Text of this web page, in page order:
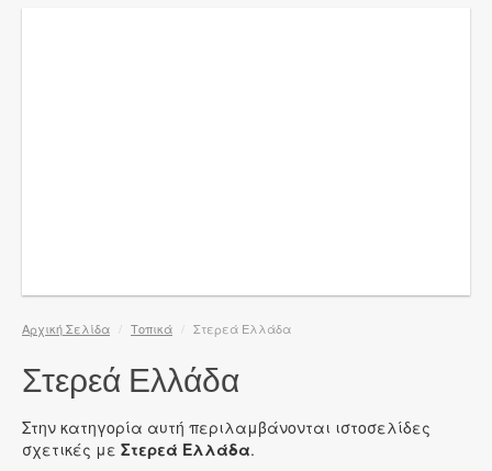
Αρχική Σελίδα / Τοπικά / Στερεά Ελλάδα
Στερεά Ελλάδα
Στην κατηγορία αυτή περιλαμβάνονται ιστοσελίδες
σχετικές με Στερεά Ελλάδα.